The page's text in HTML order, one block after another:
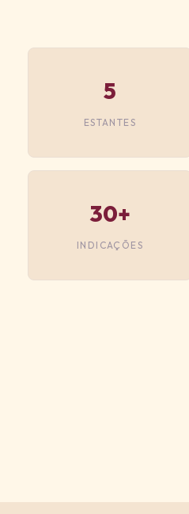
5
ESTANTES
30+
INDICAÇÕES